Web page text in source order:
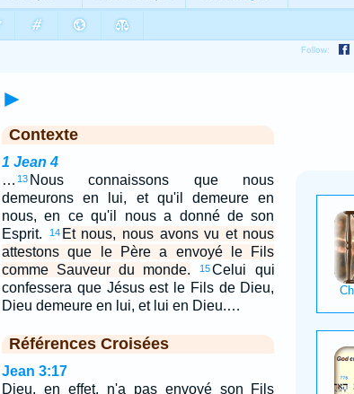
►
Contexte
1 Jean 4
… 13 Nous connaissons que nous
demeurons en lui, et qu'il demeure en
nous, en ce qu'il nous a donné de son
Esprit.
14 Et nous, nous avons vu et nous
attestons que le Père a envoyé le Fils
comme Sauveur du monde.
15Celui qui
confessera que Jésus est le Fils de Dieu,
Dieu demeure en lui, et lui en Dieu.…
Références Croisées
Jean 3:17
Dieu, en effet, n'a pas envoyé son Fils